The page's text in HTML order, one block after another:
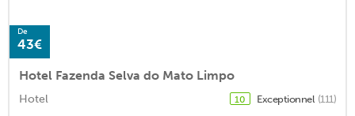
De
43€
Hotel Fazenda Selva do Mato Limpo
Hotel 10 Exceptionnel (111)